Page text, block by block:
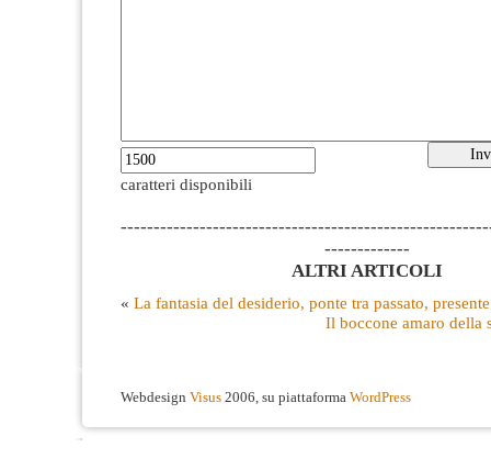
caratteri disponibili
-------------
ALTRI ARTICOLI
« La fantasia del desiderio, ponte tra passato,
Il boccone amaro della
Webdesign Visus 2006, su piattaforma WordPress